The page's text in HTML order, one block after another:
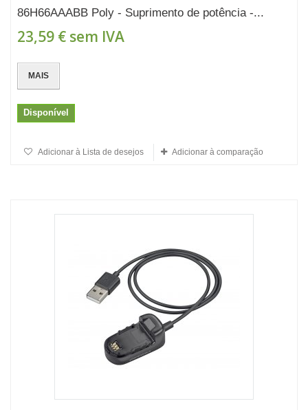
86H66AAABB Poly - Suprimento de potência -...
23,59 € sem IVA
MAIS
Disponível
Adicionar à Lista de desejos Adicionar à comparação